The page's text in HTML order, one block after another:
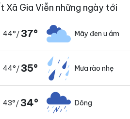
Xã Gia Viễn những ngày tới
44°/37° Mây đen u ám
44°/35° Mưa rào nhẹ
43°/34° Dông